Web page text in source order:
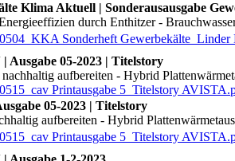
Klima Aktuell | Sonderausausgabe
durch Enthitzer -
Sonderheft Gewerbekälte_Linder
Ausgabe 05-2023 | Titelstory
aufbereiten - Hybrid
Printausgabe 5_Titelstory
05-2023 | Titelstory
aufbereiten - Hybrid
Printausgabe 5_Titelstory